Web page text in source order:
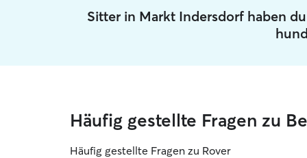
Sitter in Markt Indersdorf haben
Häufig gestellte Fragen zu
Häufig gestellte Fragen zu Rover